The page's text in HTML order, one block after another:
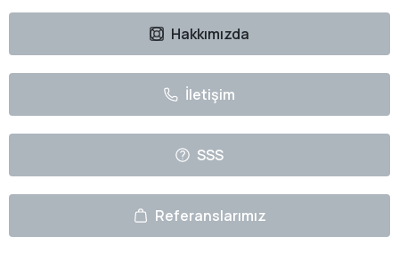
Hakkımızda
İletişim
SSS
Referanslarımız